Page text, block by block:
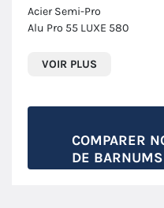
Acier Semi-Pro
Alu Pro 55 LUXE 580
VOIR PLUS
COMPARER
DE